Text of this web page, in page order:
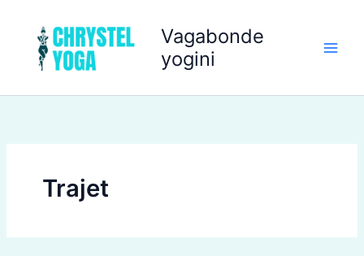
contenu
Vagabonde
yogini
Trajet